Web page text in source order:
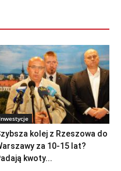
Inwestycje
kolej z Rzeszowa do
za 10-15 lat?
kwoty...